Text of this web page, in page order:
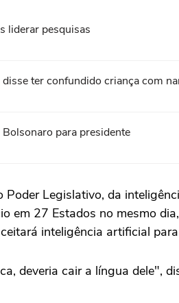
liderar pesquisas
ter confundido criança com
para presidente
Legislativo, da
27 Estados no mesmo
inteligência artificial
deveria cair a língua dele",